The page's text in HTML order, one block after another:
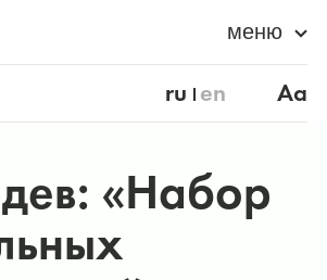
меню
ru en Aa
«Набор